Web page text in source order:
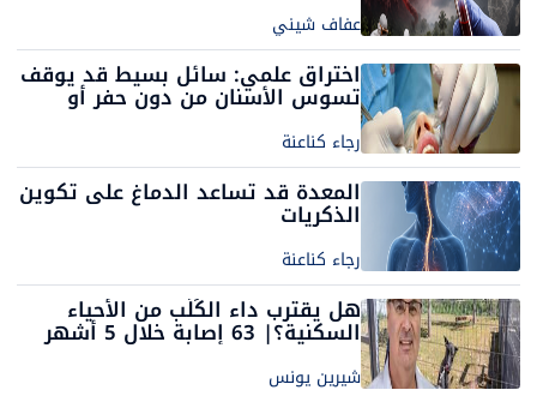
عفاف شيني
اختراق علمي: سائل بسيط قد يوقف
تسوس الأسنان من دون حفر أو
تخدير
رجاء كناعنة
المعدة قد تساعد الدماغ على تكوين
الذكريات
رجاء كناعنة
هل يقترب داء الكَلَب من الأحياء
السكنية؟| 63 إصابة خلال 5 أشهر
وتحذيرات من اتساع رقعة المرض
شيرين يونس